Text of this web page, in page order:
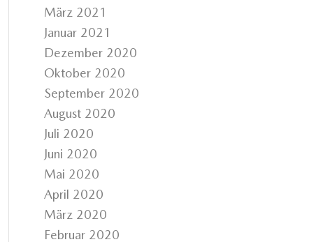
März 2021
Januar 2021
Dezember 2020
Oktober 2020
September 2020
August 2020
Juli 2020
Juni 2020
Mai 2020
April 2020
März 2020
Februar 2020